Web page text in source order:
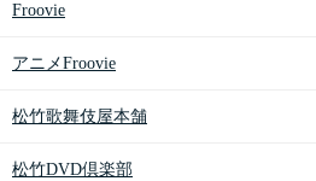
Froovie
アニメFroovie
松竹歌舞伎屋本舗
松竹DVD倶楽部